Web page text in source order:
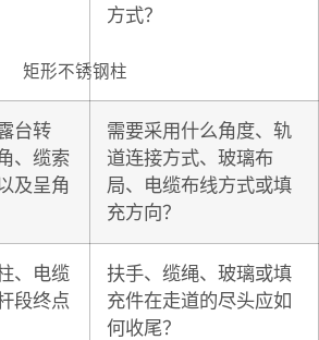
矩形不锈钢柱
方式？
台转
、缆索
及呈角
需要采用什么角度、轨
道连接方式、玻璃布
局、电缆布线方式或填
充方向？
、电缆
段终点
扶手、缆绳、玻璃或填
充件在走道的尽头应如
何收尾？